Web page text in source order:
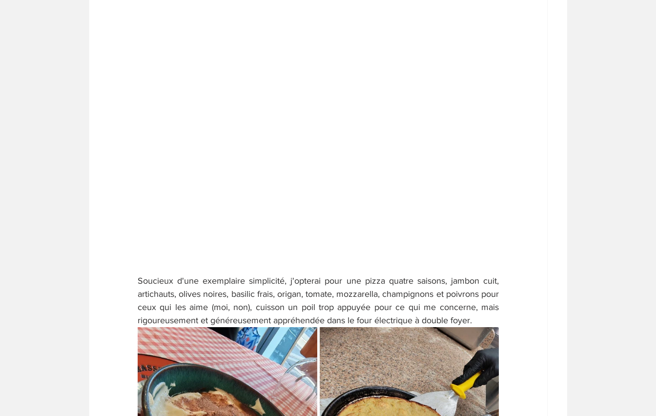
Soucieux d'une exemplaire simplicité, j'opterai pour une pizza quatre saisons, jambon cuit,
artichauts, olives noires, basilic frais, origan, tomate, mozzarella, champignons et poivrons pour
ceux qui les aime (moi, non), cuisson un poil trop appuyée pour ce qui me concerne, mais
rigoureusement et généreusement appréhendée dans le four électrique à double foyer.